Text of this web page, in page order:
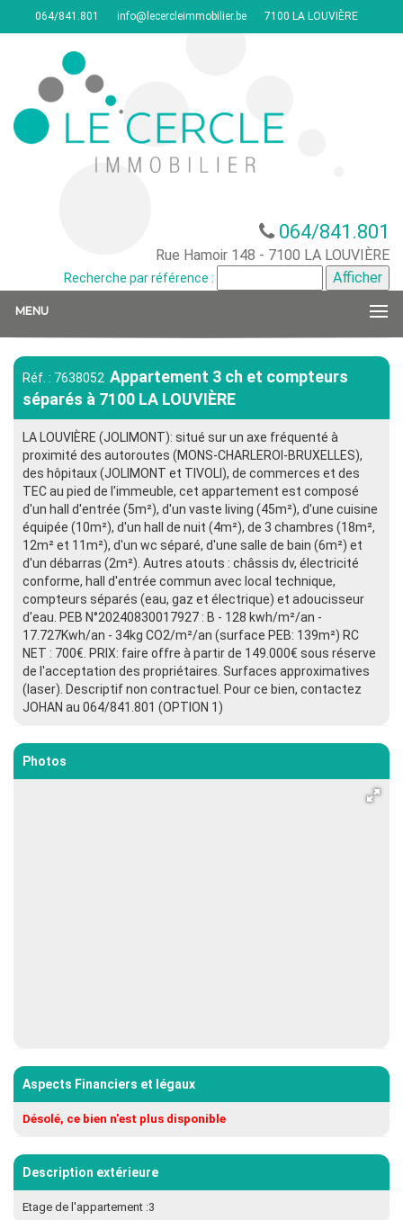
064/841.801 info@lecercleimmobilier.be 7100 LA LOUVIÈRE
064/841.801
Rue Hamoir 148 - 7100 LA LOUVIÈRE
Recherche par référence :
MENU
Réf. : 7638052 Appartement 3 ch et compteurs
séparés à 7100 LA LOUVIÈRE
LA LOUVIÈRE (JOLIMONT): situé sur un axe fréquenté à
proximité des autoroutes (MONS-CHARLEROI-BRUXELLES),
des hôpitaux (JOLIMONT et TIVOLI), de commerces et des
TEC au pied de l'immeuble, cet appartement est composé
d'un hall d'entrée (5m²), d'un vaste living (45m²), d'une cuisine
équipée (10m²), d'un hall de nuit (4m²), de 3 chambres (18m²,
12m² et 11m²), d'un wc séparé, d'une salle de bain (6m²) et
d'un débarras (2m²). Autres atouts : châssis dv, électricité
conforme, hall d'entrée commun avec local technique,
compteurs séparés (eau, gaz et électrique) et adoucisseur
d'eau. PEB N°20240830017927 : B - 128 kwh/m²/an -
17.727Kwh/an - 34kg CO2/m²/an (surface PEB: 139m²) RC
NET : 700€. PRIX: faire offre à partir de 149.000€ sous réserve
de l'acceptation des propriétaires. Surfaces approximatives
(laser). Descriptif non contractuel. Pour ce bien, contactez
JOHAN au 064/841.801 (OPTION 1)
Photos
Aspects Financiers et légaux
Désolé, ce bien n'est plus disponible
Description extérieure
Etage de l'appartement :3